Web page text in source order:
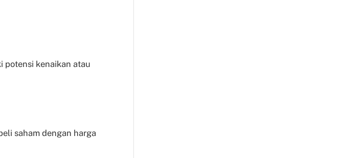
potensi kenaikan atau
saham dengan harga